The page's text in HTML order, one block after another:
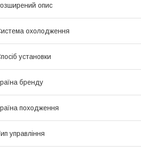
опис
охолодження
установки
бренду
походження
управління